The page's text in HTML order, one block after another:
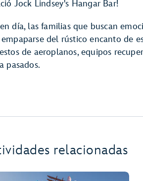
Jock Lindsey's Hangar Bar!
día, las familias que buscan
empaparse del rústico encanto de
de aeroplanos, equipos
pasados.
relacionadas